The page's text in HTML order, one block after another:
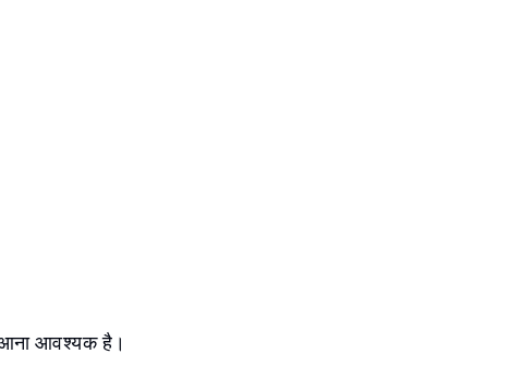
आना आवश्यक है।